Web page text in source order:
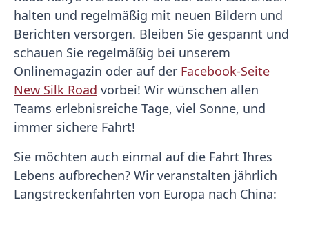
halten und regelmäßig mit neuen Bildern und
Berichten versorgen. Bleiben Sie gespannt und
schauen Sie regelmäßig bei unserem
Onlinemagazin oder auf der Facebook-Seite
New Silk Road vorbei! Wir wünschen allen
Teams erlebnisreiche Tage, viel Sonne, und
immer sichere Fahrt!
Sie möchten auch einmal auf die Fahrt Ihres
Lebens aufbrechen? Wir veranstalten jährlich
Langstreckenfahrten von Europa nach China: